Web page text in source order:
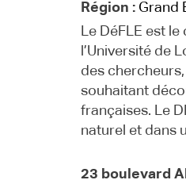
Région : Grand
Le DéFLE est
l’Université de
des
souhaitant
françaises. Le
naturel et dans
23 boulevard